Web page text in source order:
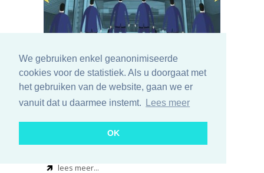
We gebruiken enkel geanonimiseerde
cookies voor de statistiek. Als u doorgaat met
het gebruiken van de website, gaan we er
vanuit dat u daarmee instemt.
Lees meer
OK
Since June 2024, tobacco lobbyists have already
had 220 meetings with MEPs. In particular, the
revision of the Tobacco Excise Directive is now
under discussion. The lobby is trying to get
nicotine products. Health organizations do little in
return.
lees meer...